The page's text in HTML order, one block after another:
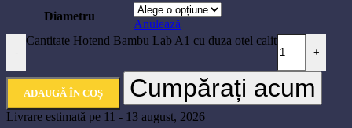
Diametru
Anulează
-
Cantitate Hotend Bambu Lab A1 cu duza otel calit
+
ADAUGĂ ÎN COȘ Cumpărați acum
Livrare estimată pe 11 - 13 august, 2026